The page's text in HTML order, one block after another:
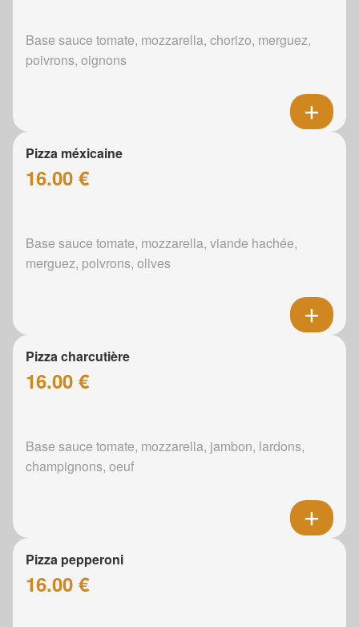
Base sauce tomate, mozzarella, chorizo, merguez,
poivrons, oignons
Pizza méxicaine
16.00 €
Base sauce tomate, mozzarella, viande hachée,
merguez, poivrons, olives
Pizza charcutière
16.00 €
Base sauce tomate, mozzarella, jambon, lardons,
champignons, oeuf
Pizza pepperoni
16.00 €